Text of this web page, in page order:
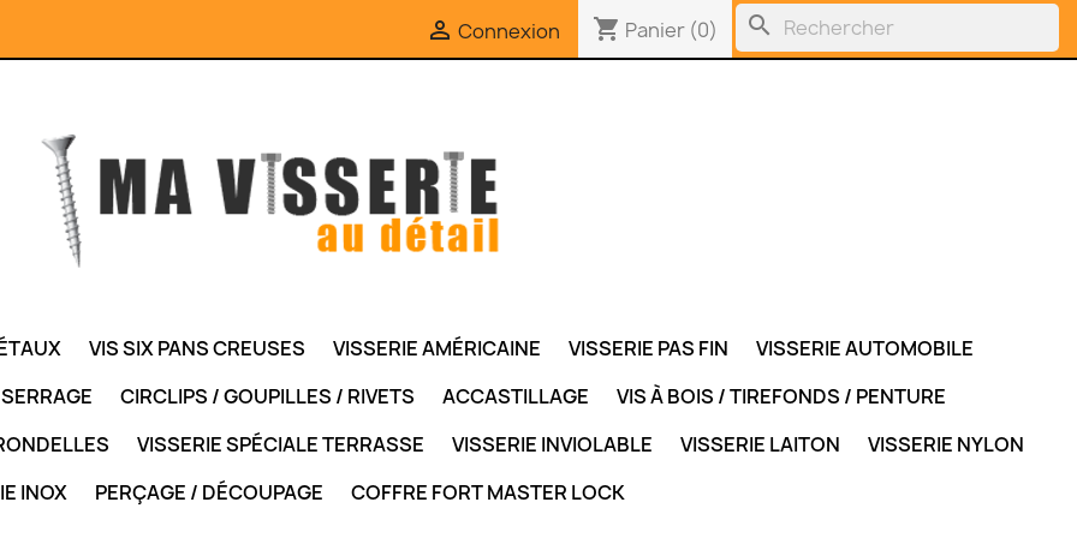
 Connexion shopping_cart Panier (0) search
VIS SIX PANS CREUSES VISSERIE AMÉRICAINE VISSERIE PAS FIN
VISSERIE AUTOMOBILE
CIRCLIPS / GOUPILLES / RIVETS ACCASTILLAGE
VIS À BOIS / TIREFONDS / PENTURE
VISSERIE SPÉCIALE TERRASSE VISSERIE INVIOLABLE VISSERIE LAITON
VISSERIE NYLON
INOX
PERÇAGE / DÉCOUPAGE COFFRE FORT MASTER LOCK